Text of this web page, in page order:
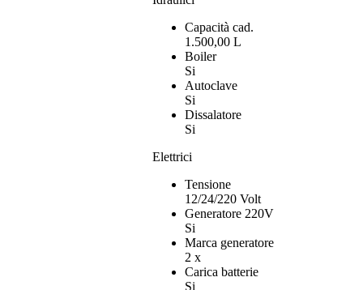
Capacità cad.
1.500,00 L
Boiler
Si
Autoclave
Si
Dissalatore
Si
Elettrici
Tensione
12/24/220 Volt
Generatore 220V
Si
Marca generatore
2 x
Carica batterie
Si